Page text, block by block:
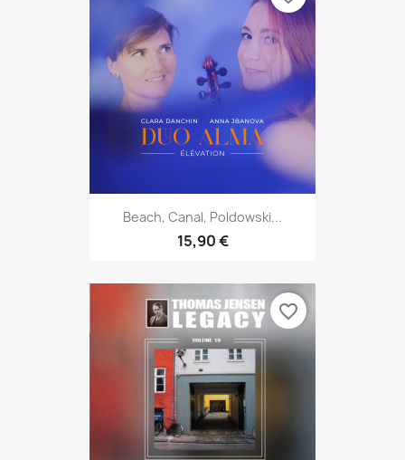
Beach, Canal, Poldowski...
15,90 €
favorite_border